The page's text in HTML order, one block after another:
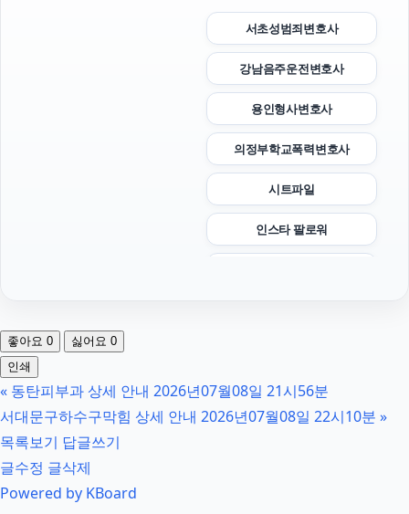
서초성범죄변호사
강남음주운전변호사
용인형사변호사
의정부학교폭력변호사
시트파일
인스타 팔로워
대전흥신소
좋아요 0 싫어요 0
인쇄
« 동탄피부과 상세 안내 2026년07월08일 21시56분
서대문구하수구막힘 상세 안내 2026년07월08일 22시10분 »
목록보기 답글쓰기
글수정 글삭제
Powered by KBoard